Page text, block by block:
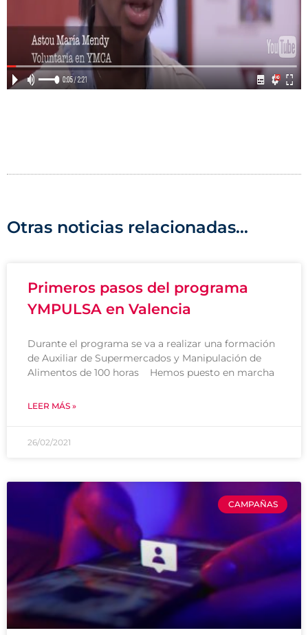
Otras noticias relacionadas...
Primeros pasos del programa
YMPULSA en Valencia
Durante el programa se va a realizar una formación
de Auxiliar de Supermercados y Manipulación de
Alimentos de 100 horas Hemos puesto en marcha
LEER MÁS »
26/02/2021
CAMPAÑAS